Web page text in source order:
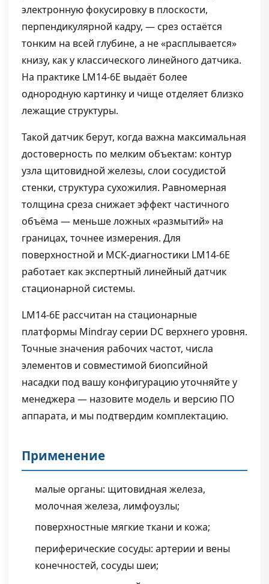
электронную фокусировку в плоскости,
перпендикулярной кадру, — срез остаётся
тонким на всей глубине, а не «расплывается»
книзу, как у классического линейного датчика.
На практике LM14-6E выдаёт более
однородную картинку и чище отделяет близко
лежащие структуры.
Такой датчик берут, когда важна максимальная
достоверность по мелким объектам: контур
узла щитовидной железы, слои сосудистой
стенки, структура сухожилия. Равномерная
толщина среза снижает эффект частичного
объёма — меньше ложных «размытий» на
границах, точнее измерения. Для
поверхностной и МСК-диагностики LM14-6E
работает как экспертный линейный датчик
стационарной системы.
LM14-6E рассчитан на стационарные
платформы Mindray серии DC верхнего уровня.
Точные значения рабочих частот, числа
элементов и совместимой биопсийной
насадки под вашу конфигурацию уточняйте у
менеджера — назовите модель и версию ПО
аппарата, и мы подтвердим комплектацию.
Применение
малые органы: щитовидная железа,
молочная железа, лимфоузлы;
поверхностные мягкие ткани и кожа;
периферические сосуды: артерии и вены
конечностей, сосуды шеи;